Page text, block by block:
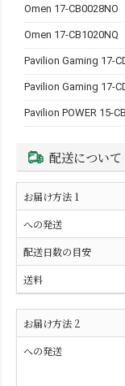
Omen 17-CB0028NO
Omen 17-CB1020NQ
Pavilion Gaming 17-
Pavilion Gaming 17-
Pavilion POWER 15-
配送について